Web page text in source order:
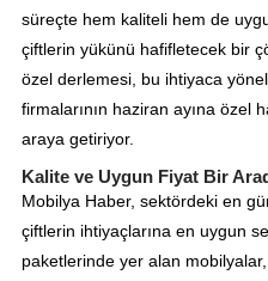
süreçte hem kaliteli hem de
çiftlerin yükünü hafifletecek bir
özel derlemesi, bu ihtiyaca
firmalarının haziran ayına özel
araya getiriyor.
Kalite ve Uygun Fiyat Bir
Mobilya Haber, sektördeki en
çiftlerin ihtiyaçlarına en uygun
paketlerinde yer alan